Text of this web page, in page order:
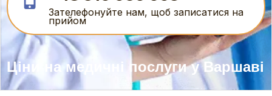
Ціни на медичні послуги у Варшаві
Зателефонуйте нам, щоб записатися на
прийом